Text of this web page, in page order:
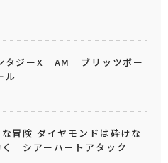
タジーX AM ブリッツボー
ル
な冒険 ダイヤモンドは砕けな
シアーハートアタック